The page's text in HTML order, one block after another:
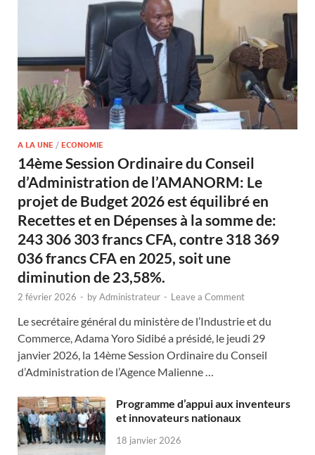
A LA UNE / ECONOMIE
14ème Session Ordinaire du Conseil
d’Administration de l’AMANORM: Le
projet de Budget 2026 est équilibré en
Recettes et en Dépenses à la somme de:
243 306 303 francs CFA, contre 318 369
036 francs CFA en 2025, soit une
diminution de 23,58%.
2 février 2026 - byAdministrateur - Leave a Comment
Le secrétaire général du ministère de l’Industrie et du
Commerce, Adama Yoro Sidibé a présidé, le jeudi 29
janvier 2026, la 14ème Session Ordinaire du Conseil
d’Administration de l’Agence Malienne …
Programme d’appui aux inventeurs
et innovateurs nationaux
18 janvier 2026